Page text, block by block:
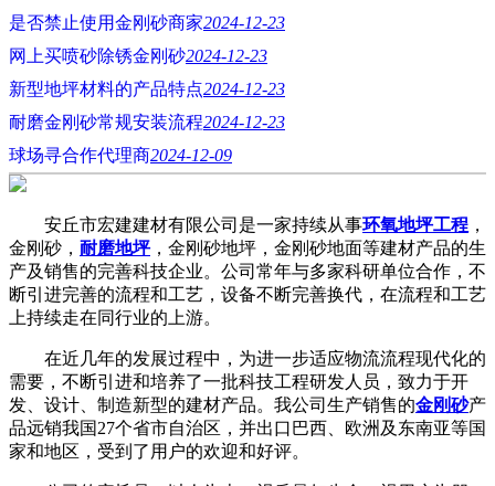
是否禁止使用金刚砂商家2024-12-23
网上买喷砂除锈金刚砂2024-12-23
新型地坪材料的产品特点2024-12-23
耐磨金刚砂常规安装流程2024-12-23
球场寻合作代理商2024-12-09
安丘市宏建建材有限公司是一家持续从事环氧地坪工程 ，
金刚砂， 耐磨地坪，金刚砂地坪，金刚砂地面等建材产品的生
产及销售的完善科技企业。公司常年与多家科研单位合作，不
断引进完善的流程和工艺，设备不断完善换代，在流程和工艺
上持续走在同行业的上游。
在近几年的发展过程中，为进一步适应物流流程现代化的
需要，不断引进和培养了一批科技工程研发人员，致力于开
发、设计、制造新型的建材产品。我公司生产销售的金刚砂产
品远销我国27个省市自治区，并出口巴西、欧洲及东南亚等国
家和地区，受到了用户的欢迎和好评。